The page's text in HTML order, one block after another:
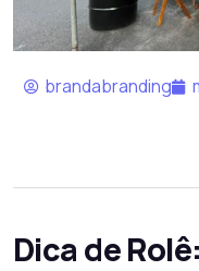
brandabranding
Dica de